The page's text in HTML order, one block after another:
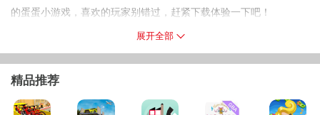
的蛋蛋小游戏，喜欢的玩家别错过，赶紧下载体验一下吧！
可爱。
2.在蛋国萌将录手游中玩家将会玩到非常精彩的战斗玩法，而且游戏
中还有许多不同的职业可供玩家选择哦。
展开全部
精品推荐